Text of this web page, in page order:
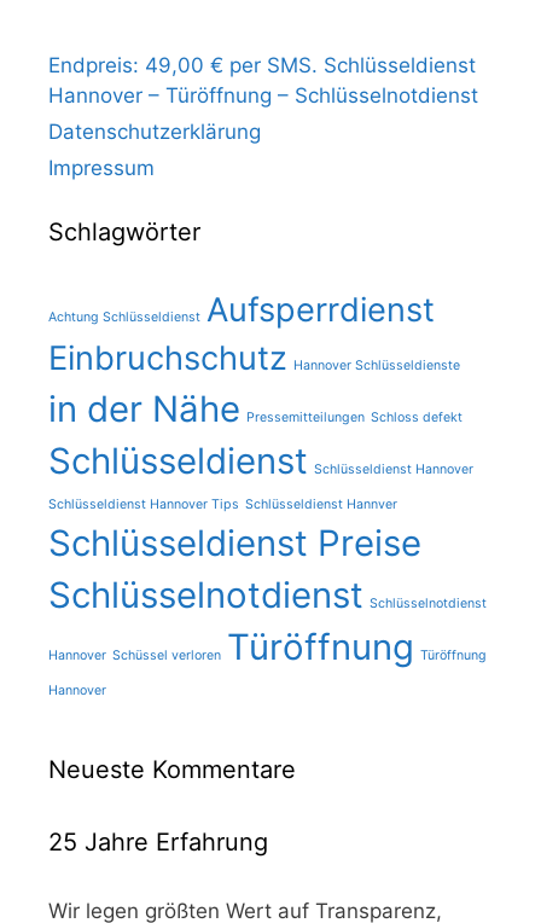
Endpreis: 49,00 € per SMS. Schlüsseldienst
Hannover – Türöffnung – Schlüsselnotdienst
Datenschutzerklärung
Impressum
Schlagwörter
Achtung Schlüsseldienst Aufsperrdienst
Einbruchschutz Hannover Schlüsseldienste
in der Nähe Pressemitteilungen Schloss defekt
Schlüsseldienst Schlüsseldienst Hannover
Schlüsseldienst Hannover Tips Schlüsseldienst Hannver
Schlüsseldienst Preise
Schlüsselnotdienst Schlüsselnotdienst
Hannover Schüssel verloren Türöffnung Türöffnung
Hannover
Neueste Kommentare
25 Jahre Erfahrung
Wir legen größten Wert auf Transparenz,